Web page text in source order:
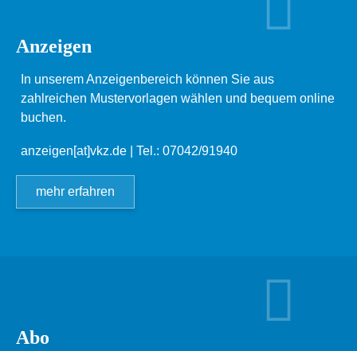
Anzeigen
In unserem Anzeigenbereich können Sie aus
zahlreichen Mustervorlagen wählen und bequem online
buchen.
anzeigen[at]vkz.de | Tel.: 07042/91940
mehr erfahren
Abo